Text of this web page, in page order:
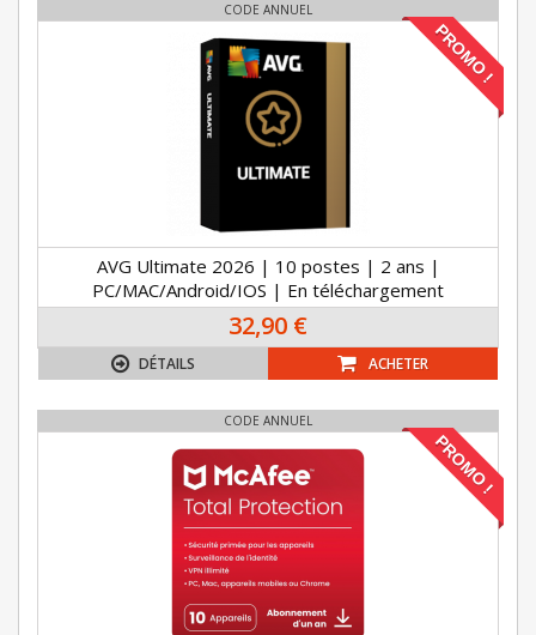
CODE ANNUEL
PROMO !
AVG Ultimate 2026 | 10 postes | 2 ans |
PC/MAC/Android/IOS | En téléchargement
32,90 €
DÉTAILS ACHETER
CODE ANNUEL
PROMO !